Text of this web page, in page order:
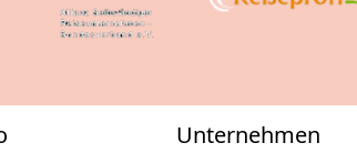
Unternehmen